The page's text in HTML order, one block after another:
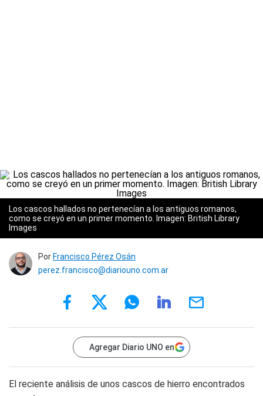
Los cascos hallados no pertenecían a los antiguos romanos,
como se creyó en un primer momento.
Imagen: British Library
Images
Por Francisco Pérez Osán
perez.francisco@diariouno.com.ar
Agregar Diario UNO en
El reciente análisis de unos cascos de hierro encontrados